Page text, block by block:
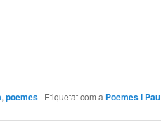
, poemes | Etiquetat com a Poemes i Pau